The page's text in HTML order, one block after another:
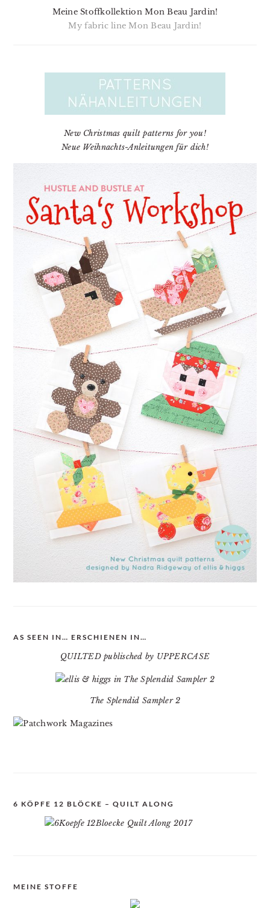
Meine Stoffkollektion Mon Beau Jardin!
My fabric line Mon Beau Jardin!
New Christmas quilt patterns for you!
Neue Weihnachts-Anleitungen für dich!
AS SEEN IN… ERSCHIENEN IN…
QUILTED publisched by UPPERCASE
The Splendid Sampler 2
6 KÖPFE 12 BLÖCKE – QUILT ALONG
MEINE STOFFE